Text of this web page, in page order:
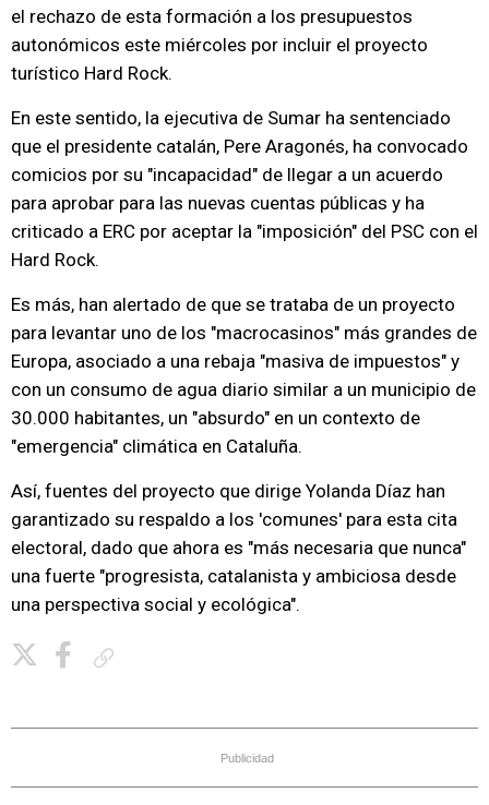
el rechazo de esta formación a los presupuestos
autonómicos este miércoles por incluir el proyecto
turístico Hard Rock.
En este sentido, la ejecutiva de Sumar ha sentenciado
que el presidente catalán, Pere Aragonés, ha convocado
comicios por su "incapacidad" de llegar a un acuerdo
para aprobar para las nuevas cuentas públicas y ha
criticado a ERC por aceptar la "imposición" del PSC con el
Hard Rock.
Es más, han alertado de que se trataba de un proyecto
para levantar uno de los "macrocasinos" más grandes de
Europa, asociado a una rebaja "masiva de impuestos" y
con un consumo de agua diario similar a un municipio de
30.000 habitantes, un "absurdo" en un contexto de
"emergencia" climática en Cataluña.
Así, fuentes del proyecto que dirige Yolanda Díaz han
garantizado su respaldo a los 'comunes' para esta cita
electoral, dado que ahora es "más necesaria que nunca"
una fuerte "progresista, catalanista y ambiciosa desde
una perspectiva social y ecológica".
Publicidad